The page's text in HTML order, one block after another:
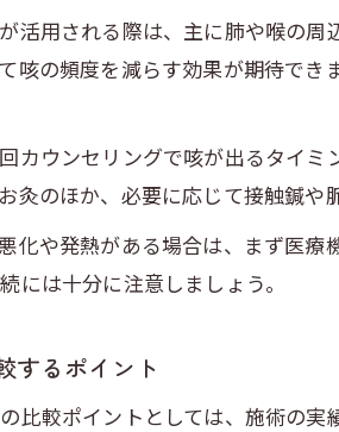
鍼灸
東洋
慢性
和泉
鍼灸
活用される際は、主に肺や喉の
咳の頻度を減らす効果が期待で
カウンセリングで咳が出るタイ
灸のほか、必要に応じて接触鍼や
化や発熱がある場合は、まず医
には十分に注意しましょう。
するポイント
比較ポイントとしては、施術の